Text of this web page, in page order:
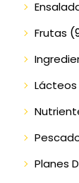
Frutas
Lácteos
Planes